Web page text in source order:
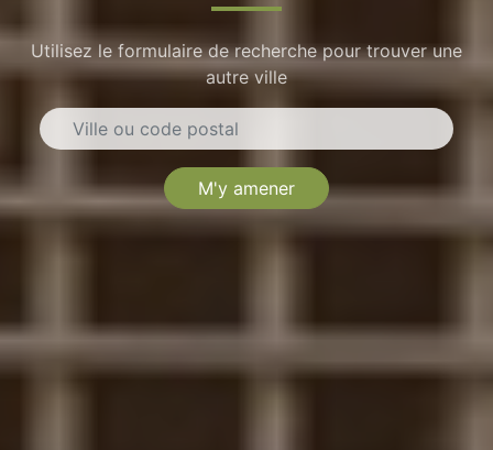
Utilisez le formulaire de recherche pour trouver une
autre ville
M'y amener